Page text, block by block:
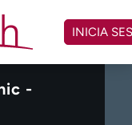
cita
INICIA
-